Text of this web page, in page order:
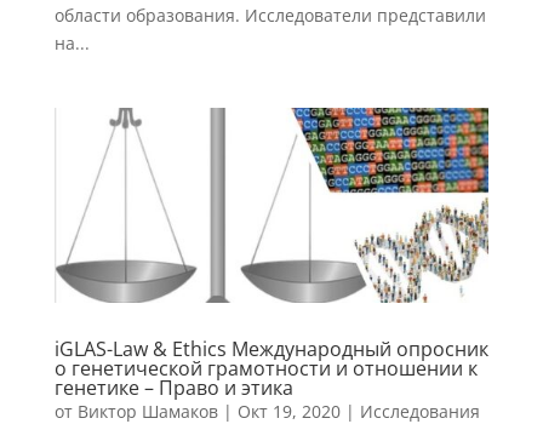
области образования. Исследователи представили
на...
iGLAS-Law & Ethics Международный опросник
о генетической грамотности и отношении к
генетике – Право и этика
от Виктор Шамаков| Окт 19, 2020| Исследования